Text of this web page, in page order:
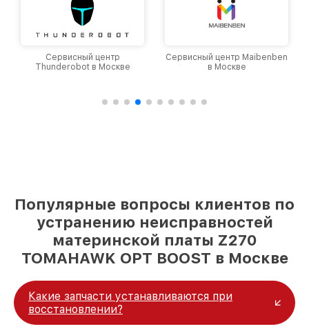
Сервисный центр
Thunderobot в Москве
Сервисный центр Maibenben
в Москве
Популярные вопросы клиентов по
устранению неисправностей
материнской платы Z270
TOMAHAWK OPT BOOST в Москве
Какие запчасти устанавливаются при
восстановлении?